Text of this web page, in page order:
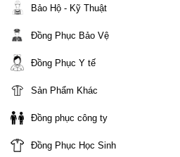
Bảo Hộ - Kỹ Thuật
Đồng Phục Bảo Vệ
Đồng Phục Y tế
Sản Phẩm Khác
Đồng phục công ty
Đồng Phục Học Sinh